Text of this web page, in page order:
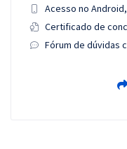
Acesso no
Certificado de
Fórum de dúvidas